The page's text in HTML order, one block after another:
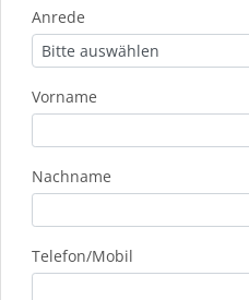
Anrede
Vorname
Nachname
Telefon/Mobil